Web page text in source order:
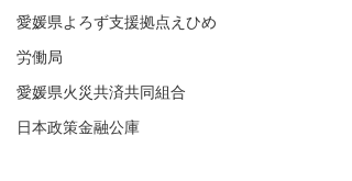
愛媛県よろず支援拠点えひめ
労働局
愛媛県火災共済共同組合
日本政策金融公庫